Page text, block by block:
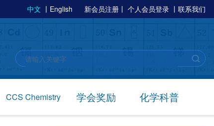
中文 丨 English 新会员注册 丨 个人会员登录 丨 联系我们
CCS Chemistry 学会奖励 化学科普